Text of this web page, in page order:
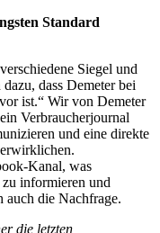
Standard
Siegel und
dass Demeter bei
ist.“ Wir von Demeter
Verbraucherjournal
und eine direkte
Kanal, was
informieren und
auch die Nachfrage.
die letzten